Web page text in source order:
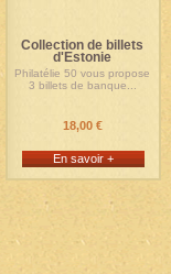
Collection de billets
d'Estonie
Philatélie 50 vous propose
3 billets de banque...
18,00 €
En savoir +